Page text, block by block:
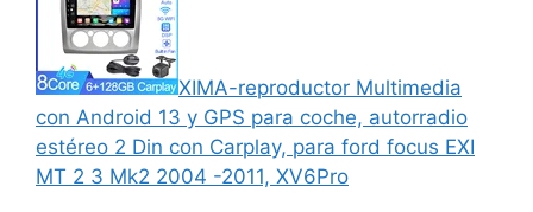
XIMA-reproductor Multimedia
con Android 13 y GPS para coche, autorradio
estéreo 2 Din con Carplay, para ford focus EXI
MT 2 3 Mk2 2004 -2011, XV6Pro